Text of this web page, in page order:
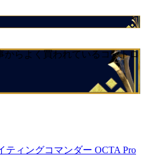
からよく買われているコントロ
ティングコマンダー OCTA Pro